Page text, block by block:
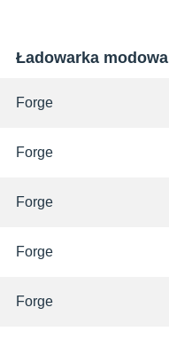
Ładowarka modowa
Forge
Forge
Forge
Forge
Forge